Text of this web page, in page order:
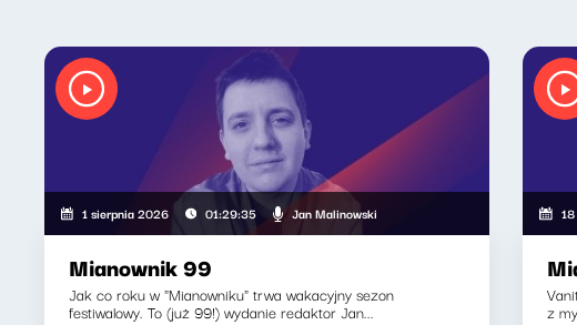
1 sierpnia 2026 01:29:35 Jan Malinowski
Mianownik 99
Jak co roku w "Mianowniku" trwa wakacyjny sezon
festiwalowy. To (już 99!) wydanie redaktor Jan... z